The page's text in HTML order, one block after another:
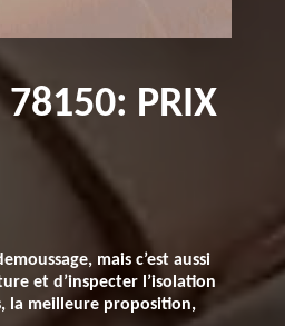
78150: PRIX
mais c’est aussi
et d’inspecter l’isolation
la meilleure proposition,